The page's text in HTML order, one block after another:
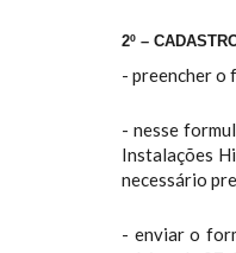
2º –
- preencher o
- nesse
Instalações
necessário
- enviar o